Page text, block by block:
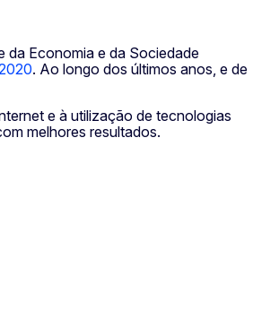
da Economia e da Sociedade
. Ao longo dos últimos anos, e de
e à utilização de tecnologias
melhores resultados.